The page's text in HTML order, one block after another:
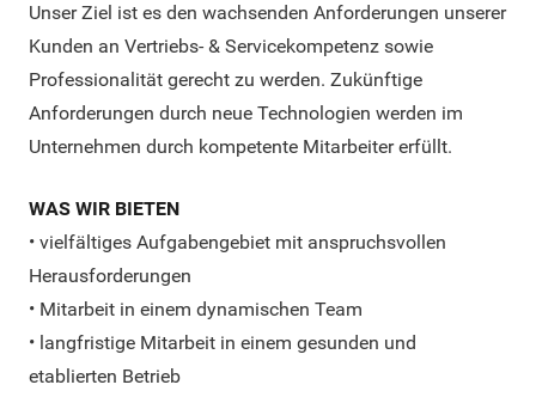
Unser Ziel ist es den wachsenden Anforderungen unserer
Kunden an Vertriebs- & Servicekompetenz sowie
Professionalität gerecht zu werden. Zukünftige
Anforderungen durch neue Technologien werden im
Unternehmen durch kompetente Mitarbeiter erfüllt.
WAS WIR BIETEN
• vielfältiges Aufgabengebiet mit anspruchsvollen
Herausforderungen
• Mitarbeit in einem dynamischen Team
• langfristige Mitarbeit in einem gesunden und
etablierten Betrieb